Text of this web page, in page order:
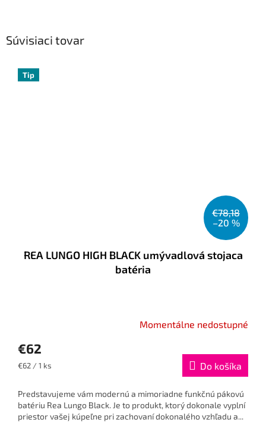
Súvisiaci tovar
Tip
€78,18
–20 %
REA LUNGO HIGH BLACK umývadlová stojaca
batéria
Momentálne nedostupné
€62
Jednotková
€62 / 1 ks Do košíka
Predstavujeme vám modernú a mimoriadne funkčnú pákovú
batériu Rea Lungo Black. Je to produkt, ktorý dokonale vyplní
priestor vašej kúpeľne pri zachovaní dokonalého vzhľadu a...